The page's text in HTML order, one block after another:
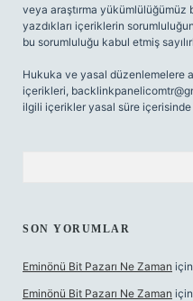
veya araştırma yükümlülüğümüz
yazdıkları içeriklerin
bu sorumluluğu kabul etmiş
Hukuka ve yasal düzenlemelere
içerikleri,
ilgili içerikler yasal süre içerisinde
SON YORUMLAR
Eminönü Bit Pazarı Ne Zaman için
Eminönü Bit Pazarı Ne Zaman için